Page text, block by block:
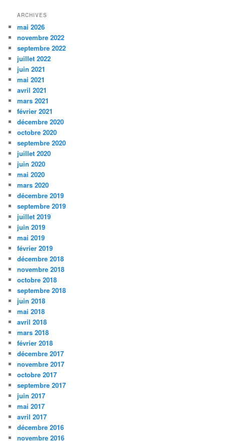
ARCHIVES
mai 2026
novembre 2022
septembre 2022
juillet 2022
juin 2021
mai 2021
avril 2021
mars 2021
février 2021
décembre 2020
octobre 2020
septembre 2020
juillet 2020
juin 2020
mai 2020
mars 2020
décembre 2019
septembre 2019
juillet 2019
juin 2019
mai 2019
février 2019
décembre 2018
novembre 2018
octobre 2018
septembre 2018
juin 2018
mai 2018
avril 2018
mars 2018
février 2018
décembre 2017
novembre 2017
octobre 2017
septembre 2017
juin 2017
mai 2017
avril 2017
décembre 2016
novembre 2016